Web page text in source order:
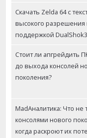
Скачать Zelda 64 с
высокого разрешения
поддержкой DualShok3
Стоит ли апгрейдить
до выхода консолей
поколения?
MadАналитика: Что не
консолями нового
когда раскроют их